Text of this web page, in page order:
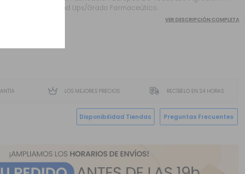
Calidad Ups/Grado Farmaceútico.
VER DESCRIPCIÓN COMPLETA
LOS MEJORES PRECIOS RECÍBELO EN 24 HORAS
Disponibilidad Tiendas Preguntas Frecuentes